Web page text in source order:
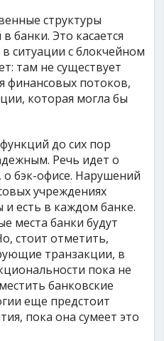
структуры
банки. Это касается
ситуации с блокчейном
там не существует
финансовых потоков,
которая могла бы
до сих пор
Речь идет о
о бэк-офисе. Нарушений
учреждениях
есть в каждом банке.
места банки будут
стоит отметить,
транзакции, в
пока не
банковские
еще предстоит
пока она сумеет это